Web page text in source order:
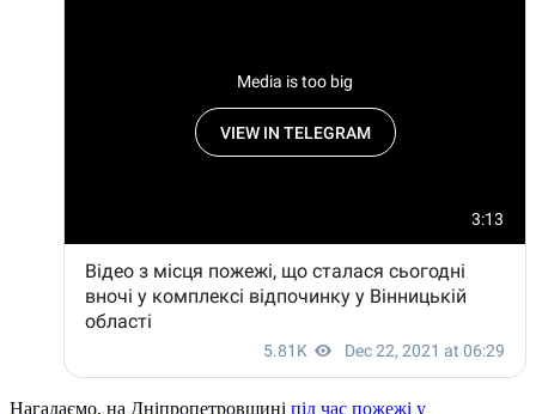
Нагадаємо, на Дніпропетровщині під час пожежі у